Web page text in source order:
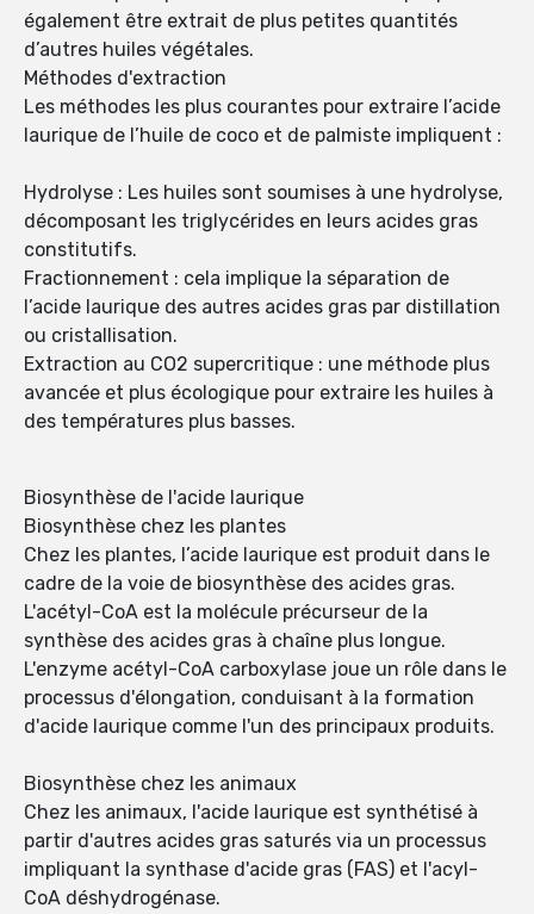
également être extrait de plus petites quantités
d’autres huiles végétales.
Méthodes d'extraction
Les méthodes les plus courantes pour extraire l’acide
laurique de l’huile de coco et de palmiste impliquent :
Hydrolyse : Les huiles sont soumises à une hydrolyse,
décomposant les triglycérides en leurs acides gras
constitutifs.
Fractionnement : cela implique la séparation de
l’acide laurique des autres acides gras par distillation
ou cristallisation.
Extraction au CO2 supercritique : une méthode plus
avancée et plus écologique pour extraire les huiles à
des températures plus basses.
Biosynthèse de l'acide laurique
Biosynthèse chez les plantes
Chez les plantes, l’acide laurique est produit dans le
cadre de la voie de biosynthèse des acides gras.
L'acétyl-CoA est la molécule précurseur de la
synthèse des acides gras à chaîne plus longue.
L'enzyme acétyl-CoA carboxylase joue un rôle dans le
processus d'élongation, conduisant à la formation
d'acide laurique comme l'un des principaux produits.
Biosynthèse chez les animaux
Chez les animaux, l'acide laurique est synthétisé à
partir d'autres acides gras saturés via un processus
impliquant la synthase d'acide gras (FAS) et l'acyl-
CoA déshydrogénase.